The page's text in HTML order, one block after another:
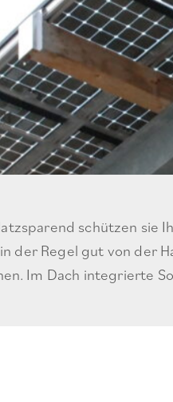
schützen sie
Regel gut von der
Im Dach integrierte